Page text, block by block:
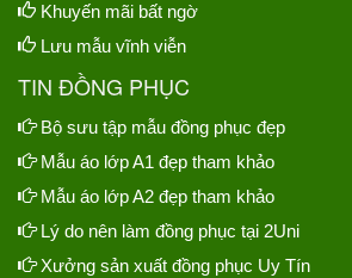
Khuyến mãi bất ngờ
Lưu mẫu vĩnh viễn
TIN ĐỒNG PHỤC
Bộ sưu tập mẫu đồng phục đẹp
Mẫu áo lớp A1 đẹp tham khảo
Mẫu áo lớp A2 đẹp tham khảo
Lý do nên làm đồng phục tại 2Uni
Xưởng sản xuất đồng phục Uy Tín